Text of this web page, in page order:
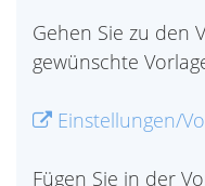
Gehen Sie zu den
gewünschte
Einstellungen/
Fügen Sie in der